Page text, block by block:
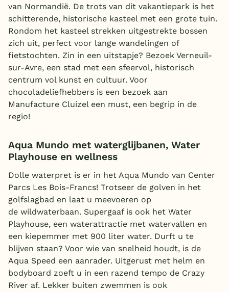
van Normandië. De trots van dit vakantiepark is het
schitterende, historische kasteel met een grote tuin.
Rondom het kasteel strekken uitgestrekte bossen
zich uit, perfect voor lange wandelingen of
fietstochten. Zin in een uitstapje? Bezoek Verneuil-
sur-Avre, een stad met een sfeervol, historisch
centrum vol kunst en cultuur. Voor
chocoladeliefhebbers is een bezoek aan
Manufacture Cluizel een must, een begrip in de
regio!
Aqua Mundo met waterglijbanen, Water
Playhouse en wellness
Dolle waterpret is er in het Aqua Mundo van Center
Parcs Les Bois-Francs! Trotseer de golven in het
golfslagbad en laat u meevoeren op
de wildwaterbaan. Supergaaf is ook het Water
Playhouse, een waterattractie met watervallen en
een kiepemmer met 900 liter water. Durft u te
blijven staan? Voor wie van snelheid houdt, is de
Aqua Speed een aanrader. Uitgerust met helm en
bodyboard zoeft u in een razend tempo de Crazy
River af. Lekker buiten zwemmen is ook